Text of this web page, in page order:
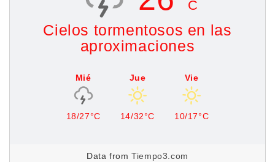
C
Cielos tormentosos en las
aproximaciones
Mié
18/27°C
Jue
14/32°C
Vie
10/17°C
Data fromTiempo3.com